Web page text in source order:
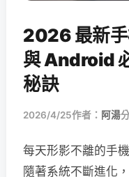
2026 最新
與 Android
秘訣
2026/4/25作者： 阿湯
每天形影不離的手
隨著系統不斷進化